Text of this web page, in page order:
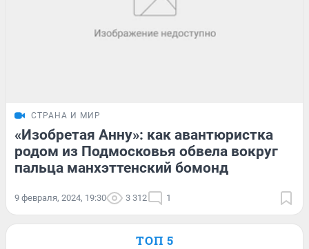
СТРАНА И МИР
«Изобретая Анну»: как авантюристка
родом из Подмосковья обвела вокруг
пальца манхэттенский бомонд
9 февраля, 2024, 19:30 3 312 1
ТОП 5